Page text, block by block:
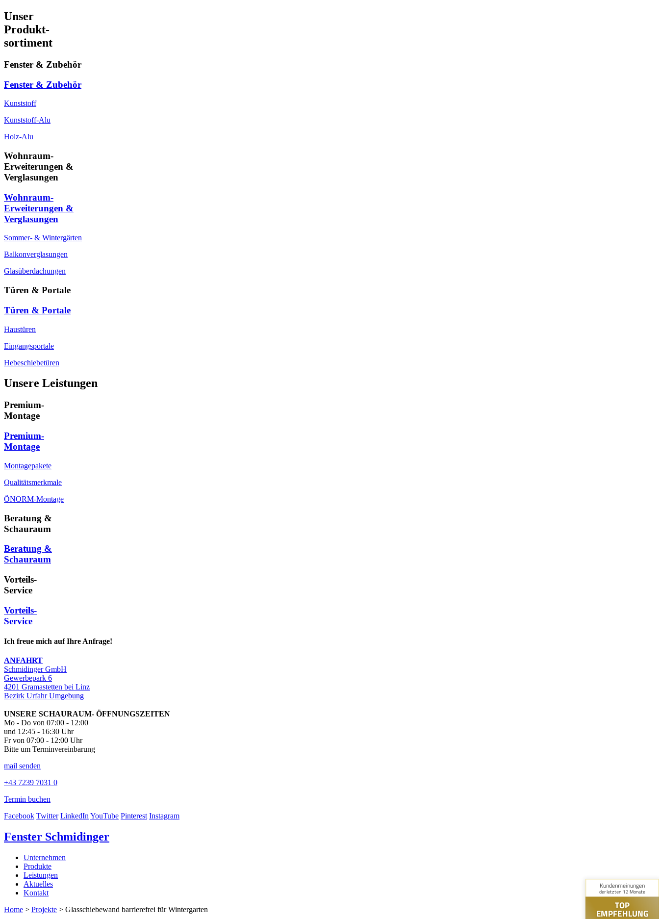
Unser
Produkt-
sortiment
Fenster & Zubehör
Fenster & Zubehör
Kunststoff
Kunststoff-Alu
Holz-Alu
Wohnraum-
Erweiterungen &
Verglasungen
Wohnraum-
Erweiterungen &
Verglasungen
Sommer- & Wintergärten
Balkonverglasungen
Glasüberdachungen
Türen & Portale
Türen & Portale
Haustüren
Eingangsportale
Hebeschiebetüren
Unsere Leistungen
Premium-
Montage
Premium-
Montage
Montagepakete
Qualitätsmerkmale
ÖNORM-Montage
Beratung &
Schauraum
Beratung &
Schauraum
Vorteils-
Service
Vorteils-
Service
Ich freue mich auf Ihre Anfrage!
ANFAHRT
Schmidinger GmbH
Gewerbepark 6
4201 Gramastetten bei Linz
Bezirk Urfahr Umgebung
UNSERE SCHAURAUM- ÖFFNUNGSZEITEN
Mo - Do von 07:00 - 12:00
und 12:45 - 16:30 Uhr
Fr von 07:00 - 12:00 Uhr
Bitte um Terminvereinbarung
mail senden
+43 7239 7031 0
Termin buchen
Facebook Twitter LinkedInYouTube Pinterest Instagram
Fenster Schmidinger
Unternehmen
Produkte
Leistungen
Aktuelles
Kontakt
Home > Projekte > Glasschiebewand barrierefrei für Wintergarten